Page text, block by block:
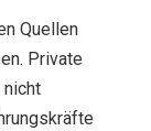
Quellen
Private
nicht